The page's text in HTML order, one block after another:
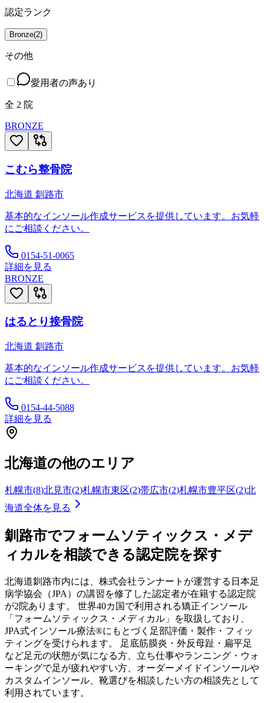
認定ランク
Bronze(2)
その他
愛用者の声あり
全 2 院
BRONZE
こむら整骨院
北海道 釧路市
基本的なインソール作成サービスを提供しています。お気軽
にご相談ください。
0154-51-0065
詳細を見る
BRONZE
はるとり接骨院
北海道 釧路市
基本的なインソール作成サービスを提供しています。お気軽
にご相談ください。
0154-44-5088
詳細を見る
北海道の他のエリア
札幌市(8)北見市(2)札幌市東区(2)帯広市(2)札幌市豊平区(2)北
海道全体を見る
釧路市でフォームソティックス・メデ
ィカルを相談できる認定院を探す
北海道釧路市内には、株式会社ランナートが運営する日本足
病学協会（JPA）の講習を修了した認定者が在籍する認定院
が2院あります。 世界40カ国で利用される矯正インソール
「フォームソティックス・メディカル」を取扱しており、
JPA式インソール療法®にもとづく足部評価・製作・フィッ
ティングを受けられます。 足底筋膜炎・外反母趾・扁平足
など足元の状態が気になる方、立ち仕事やランニング・ウォ
ーキングで足が疲れやすい方、オーダーメイドインソールや
カスタムインソール、靴選びを相談したい方の相談先として
利用されています。